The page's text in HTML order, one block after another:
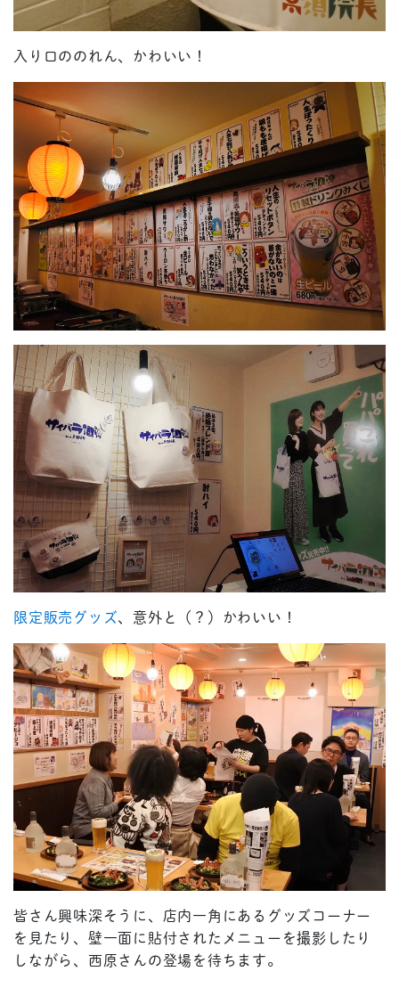
入り口ののれん、かわいい！
限定販売グッズ、意外と（？）かわいい！
皆さん興味深そうに、店内一角にあるグッズコーナー
を見たり、壁一面に貼付されたメニューを撮影したり
しながら、西原さんの登場を待ちます。